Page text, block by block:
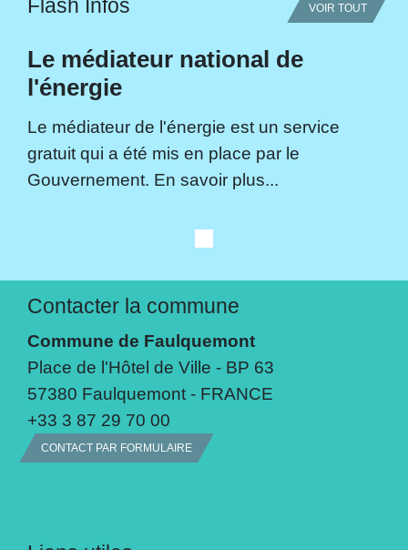
Flash Infos VOIR TOUT
Le médiateur national de
l'énergie
Le médiateur de l'énergie est un service
gratuit qui a été mis en place par le
Gouvernement. En savoir plus...
Contacter la commune
Commune de Faulquemont
Place de l'Hôtel de Ville - BP 63
57380 Faulquemont - FRANCE
+33 3 87 29 70 00
CONTACT PAR FORMULAIRE